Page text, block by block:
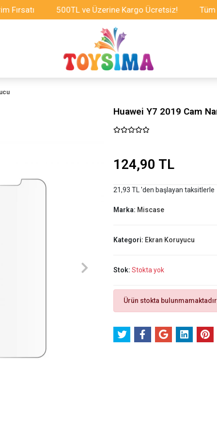
500TL ve Üzerine Kargo Ücretsiz! Tüm
Huawei Y7 2019 Cam
124,90 TL
21,93 TL 'den başlayan taksitlerle
Marka: Miscase
Kategori: Ekran Koruyucu
Stok: Stokta yok
Ürün stokta